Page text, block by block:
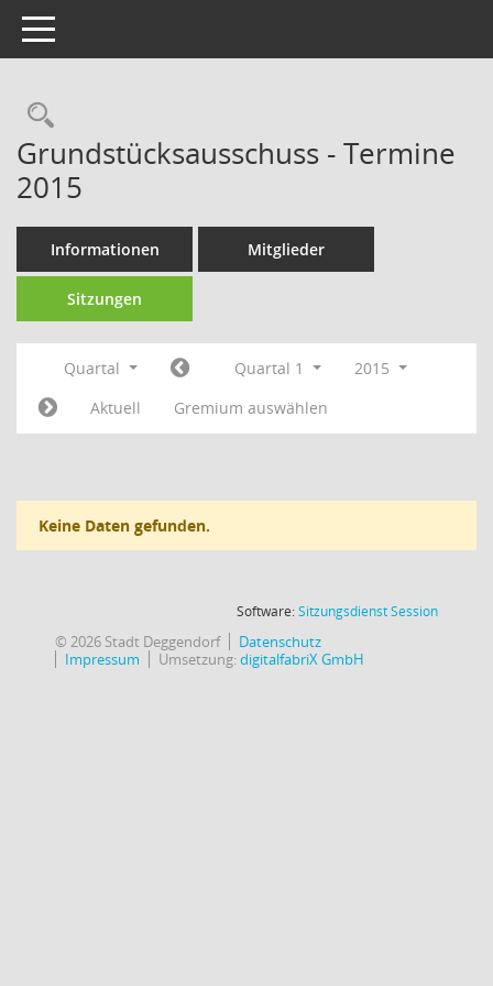
Toggle navigation
Rechercheauswahl
Grundstücksausschuss - Termine
2015
Informationen Mitglieder
Sitzungen
Quartal Quartal 1
2015
Aktuell
Gremium auswählen
Keine Daten gefunden.
Software:SitzungsdienstSession(Wird in
© 2026 Stadt Deggendorf
Datenschutz
Impressum
Umsetzung:digitalfabriX GmbH